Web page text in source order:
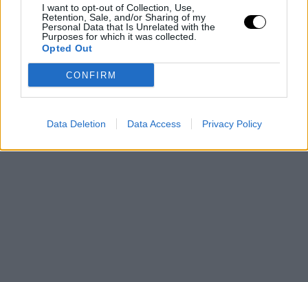
I want to opt-out of Collection, Use,
Retention, Sale, and/or Sharing of my
Personal Data that Is Unrelated with the
Purposes for which it was collected.
Opted Out
CONFIRM
Data Deletion Data Access Privacy Policy
determinante para las aspiraciones de unos Kings que
no pueden permitirse otro paso atrás en su
reconstrucción.